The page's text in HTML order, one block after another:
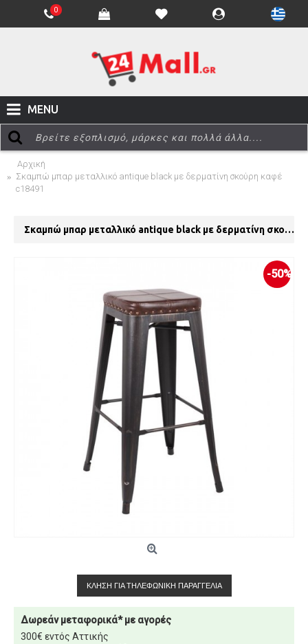
0
MENU
Αρχική
Σκαμπώ μπαρ μεταλλικό antique black με δερματίνη σκούρη καφέ
c18491
Σκαμπώ μπαρ μεταλλικό antique black με δερματίνη σκούρη καφέ c18491
-50%
ΚΛΉΣΗ ΓΙΑ ΤΗΛΕΦΩΝΙΚΉ ΠΑΡΑΓΓΕΛΊΑ
Δωρεάν μεταφορικά* με αγορές
300€ εντός Αττικής